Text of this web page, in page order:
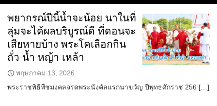
แวดวงเกษตร
ใคร ทำอะไร ที่ไหน
สถานีข่าววันนี้
พยากรณ์ปีนี้น้ำจะน้อย นาในที่
ลุ่มจะได้ผลบริบูรณ์ดี ที่ดอนจะ
เสียหายบ้าง พระโคเลือกกิน
ถั่ว น้ำ หญ้า เหล้า
พฤษภาคม 13, 2026
พระราชพิธีพืชมงคลจรดพระนังคัลแรกนาขวัญ ปีพุทธศักราช 256 […]